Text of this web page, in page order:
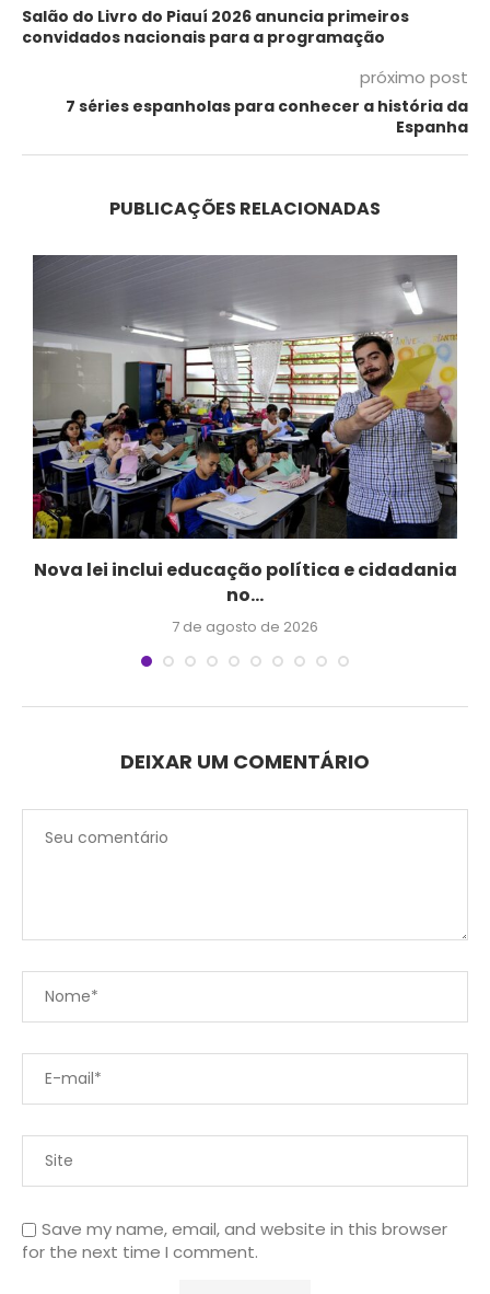
Salão do Livro do Piauí 2026 anuncia primeiros
convidados nacionais para a programação
próximo post
7 séries espanholas para conhecer a história da
Espanha
PUBLICAÇÕES RELACIONADAS
Nova lei inclui educação política e cidadania
no...
7 de agosto de 2026
DEIXAR UM COMENTÁRIO
Save my name, email, and website in this browser
for the next time I comment.